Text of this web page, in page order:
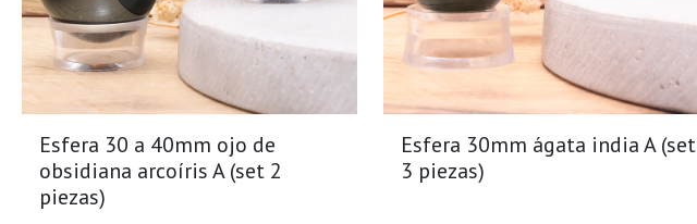
Esfera 30 a 40mm ojo de
obsidiana arcoíris A (set 2
piezas)
Esfera 30mm ágata india A (set
3 piezas)